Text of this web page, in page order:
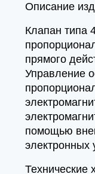
Описание
Клапан типа
прямого
Управление
помощью
электронных
Технические